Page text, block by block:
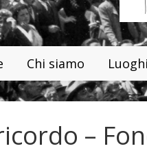
Chi siamo Luoghi
–